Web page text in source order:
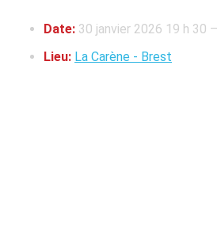
Date: 30 janvier 2026 19 h 30 –
Lieu: La Carène - Brest